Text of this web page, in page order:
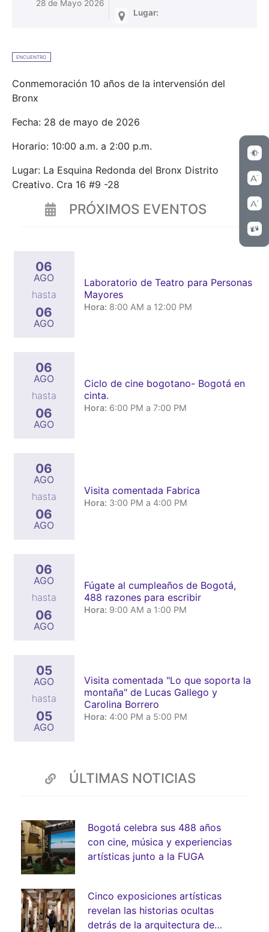
28 de Mayo 2026
Lugar:
ENCUENTRO
Conmemoración 10 años de la intervensión del
Bronx
Fecha: 28 de mayo de 2026
Horario: 10:00 a.m. a 2:00 p.m.
Lugar: La Esquina Redonda del Bronx Distrito
Creativo. Cra 16 #9 -28
PRÓXIMOS EVENTOS
06
AGO
hasta
06
AGO
Laboratorio de Teatro para Personas
Mayores
Hora: 8:00 AM a 12:00 PM
06
AGO
hasta
06
AGO
Ciclo de cine bogotano- Bogotá en
cinta.
Hora: 6:00 PM a 7:00 PM
06
AGO
hasta
06
AGO
Visita comentada Fabrica
Hora: 3:00 PM a 4:00 PM
06
AGO
hasta
06
AGO
Fúgate al cumpleaños de Bogotá,
488 razones para escribir
Hora: 9:00 AM a 1:00 PM
05
AGO
hasta
05
AGO
Visita comentada "Lo que soporta la
montaña" de Lucas Gallego y
Carolina Borrero
Hora: 4:00 PM a 5:00 PM
ÚLTIMAS NOTICIAS
Bogotá celebra sus 488 años
con cine, música y experiencias
artísticas junto a la FUGA
Cinco exposiciones artísticas
revelan las historias ocultas
detrás de la arquitectura de